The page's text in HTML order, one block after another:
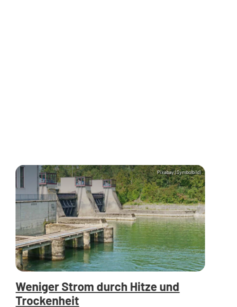
Pixabay (Symbolbild)
Weniger Strom durch Hitze und
Trockenheit